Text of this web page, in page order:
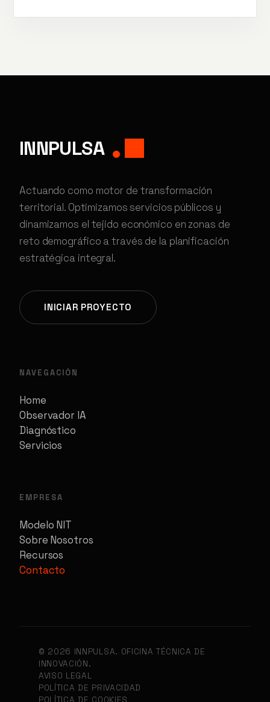
INNPULSA
Actuando como motor de transformación
territorial. Optimizamos servicios públicos y
dinamizamos el tejido económico en zonas de
reto demográfico a través de la planificación
estratégica integral.
INICIAR PROYECTO
NAVEGACIÓN
Home
Observador IA
Diagnóstico
Servicios
EMPRESA
Modelo NIT
Sobre Nosotros
Recursos
Contacto
© 2026 INNPULSA. OFICINA TÉCNICA DE
INNOVACIÓN.
AVISO LEGAL
POLÍTICA DE PRIVACIDAD
POLÍTICA DE COOKIES